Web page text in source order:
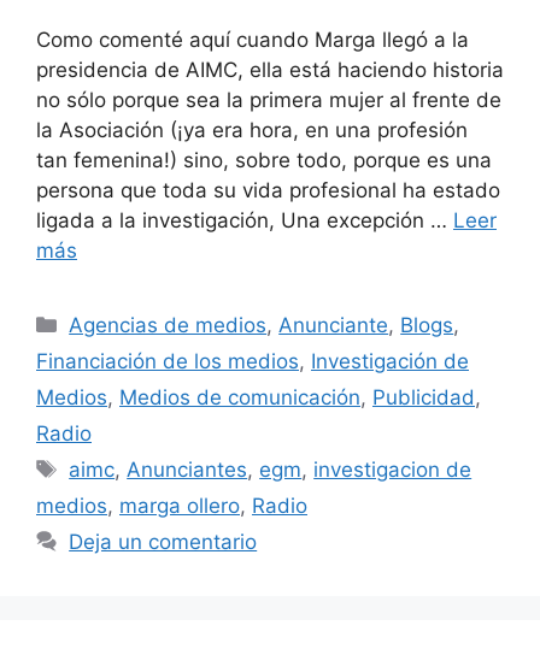
Como comenté aquí cuando Marga llegó a la
presidencia de AIMC, ella está haciendo historia
no sólo porque sea la primera mujer al frente de
la Asociación (¡ya era hora, en una profesión
tan femenina!) sino, sobre todo, porque es una
persona que toda su vida profesional ha estado
ligada a la investigación, Una excepción … Leer
más
Categorías
Agencias de medios, Anunciante, Blogs,
Financiación de los medios, Investigación de
Medios, Medios de comunicación, Publicidad ,
Radio
Etiquetas
aimc, Anunciantes, egm, investigacion de
medios, marga ollero, Radio
Deja un comentario